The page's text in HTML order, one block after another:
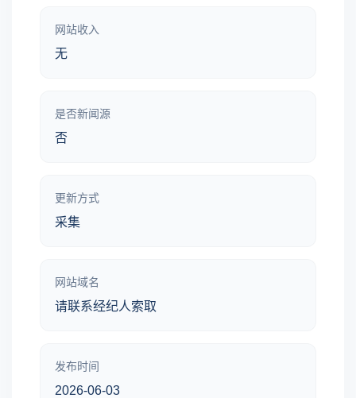
网站收入
无
是否新闻源
否
更新方式
采集
网站域名
请联系经纪人索取
发布时间
2026-06-03